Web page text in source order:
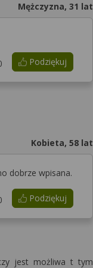
Mężczyzna, 31 lat
Podziękuj
Kobieta, 58 lat
dobrze wpisana.
Podziękuj
jest możliwa t tym